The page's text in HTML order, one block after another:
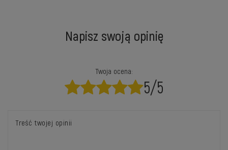
Napisz swoją opinię
Twoja ocena:
5/5
Treść twojej opinii